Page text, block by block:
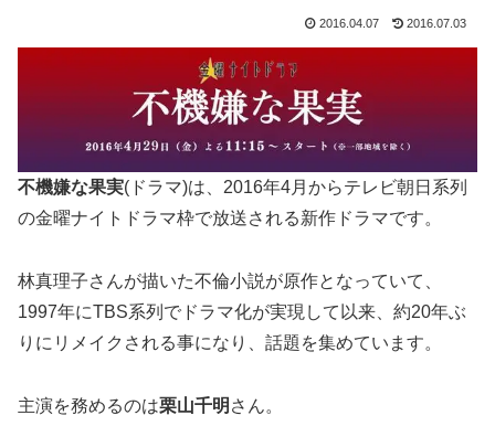
2016.04.07 2016.07.03
不機嫌な果実(ドラマ)は、2016年4月からテレビ朝日系列
の金曜ナイトドラマ枠で放送される新作ドラマです。
林真理子さんが描いた不倫小説が原作となっていて、
1997年にTBS系列でドラマ化が実現して以来、約20年ぶ
りにリメイクされる事になり、話題を集めています。
主演を務めるのは栗山千明 さん。